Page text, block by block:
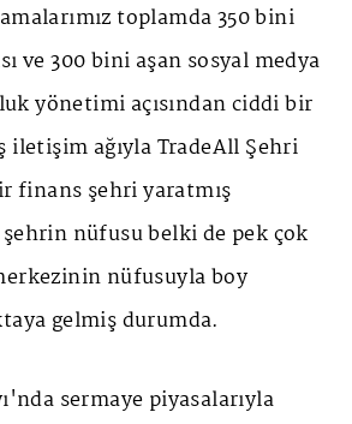
toplamda 350 bini
ve 300 bini aşan sosyal medya
yönetimi açısından ciddi bir
iletişim ağıyla TradeAll Şehri
finans şehri yaratmış
nüfusu belki de pek çok
nüfusuyla boy
gelmiş durumda.
sermaye piyasalarıyla